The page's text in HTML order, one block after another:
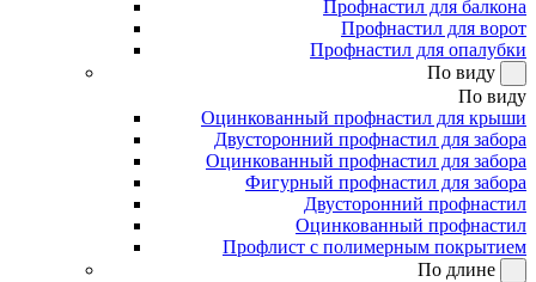
Профнастил для балкона
Профнастил для ворот
Профнастил для опалубки
По виду
По виду
Оцинкованный профнастил для крыши
Двусторонний профнастил для забора
Оцинкованный профнастил для забора
Фигурный профнастил для забора
Двусторонний профнастил
Оцинкованный профнастил
Профлист с полимерным покрытием
По длине